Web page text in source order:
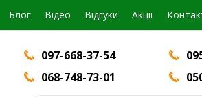
Блог Вiдео Відгуки Акції
097-668-37-54
068-748-73-01